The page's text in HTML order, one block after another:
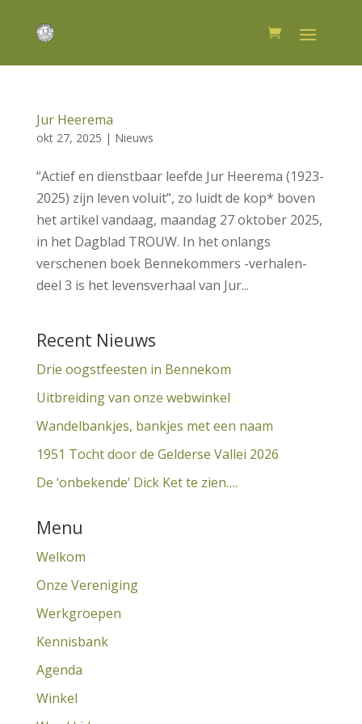
Jur Heerema
okt 27, 2025 | Nieuws
“Actief en dienstbaar leefde Jur Heerema (1923-
2025) zijn leven voluit”, zo luidt de kop* boven
het artikel vandaag, maandag 27 oktober 2025,
in het Dagblad TROUW. In het onlangs
verschenen boek Bennekommers -verhalen-
deel 3 is het levensverhaal van Jur...
Recent Nieuws
Drie oogstfeesten in Bennekom
Uitbreiding van onze webwinkel
Wandelbankjes, bankjes met een naam
1951 Tocht door de Gelderse Vallei 2026
De ‘onbekende’ Dick Ket te zien….
Menu
Welkom
Onze Vereniging
Werkgroepen
Kennisbank
Agenda
Winkel